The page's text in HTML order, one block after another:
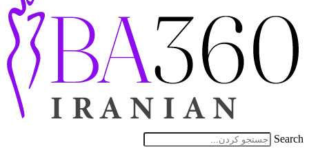
Search